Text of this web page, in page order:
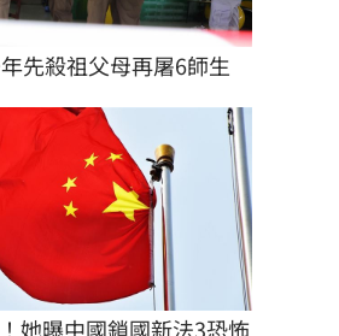
先殺祖父母再屠6師生
她曝中國鎖國新法3恐怖